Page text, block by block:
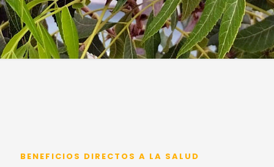
BENEFICIOS DIRECTOS A LA SALUD